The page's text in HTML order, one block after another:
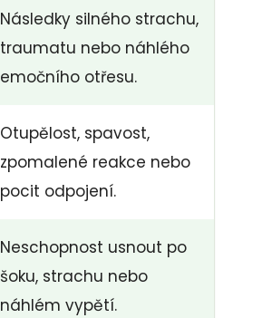
Následky silného strachu,
traumatu nebo náhlého
emočního otřesu.
Otupělost, spavost,
zpomalené reakce nebo
pocit odpojení.
Neschopnost usnout po
šoku, strachu nebo
náhlém vypětí.